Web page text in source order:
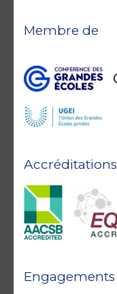
Accréditations
Membre de
Engagements